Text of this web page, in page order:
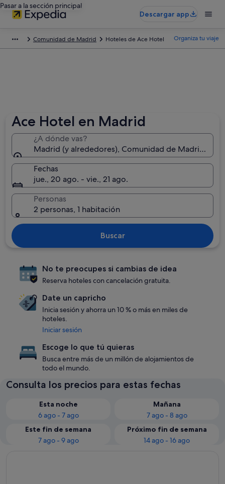
Pasar a la sección principal
Descargar app
Comunidad de Madrid Hoteles de Ace Hotel Organiza tu viaje
Ace Hotel en Madrid
¿A dónde vas?
Madrid (y alrededores), Comunidad de Madrid,
Fechas
jue., 20 ago. - vie., 21 ago.
Personas
2 personas, 1 habitación
Buscar
No te preocupes si cambias de idea
Reserva hoteles con cancelación gratuita.
Date un capricho
Inicia sesión y ahorra un 10 % o más en miles de
hoteles.
Iniciar sesión
Escoge lo que tú quieras
Busca entre más de un millón de alojamientos de
todo el mundo.
Consulta los precios para estas fechas
Esta noche
6 ago - 7 ago
Mañana
7 ago - 8 ago
Este fin de semana
7 ago - 9 ago
Próximo fin de semana
14 ago - 16 ago